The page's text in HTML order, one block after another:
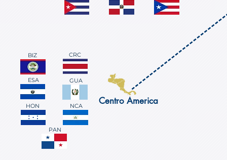
Centro America
ESA
PAN
CRC
GUA
HON NCA
BIZ